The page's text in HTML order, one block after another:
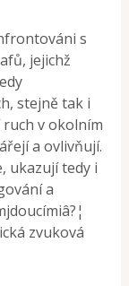
s
jejichž
stejně tak i
v okolním
a ovlivňují.
ukazují tedy i
a
zvuková